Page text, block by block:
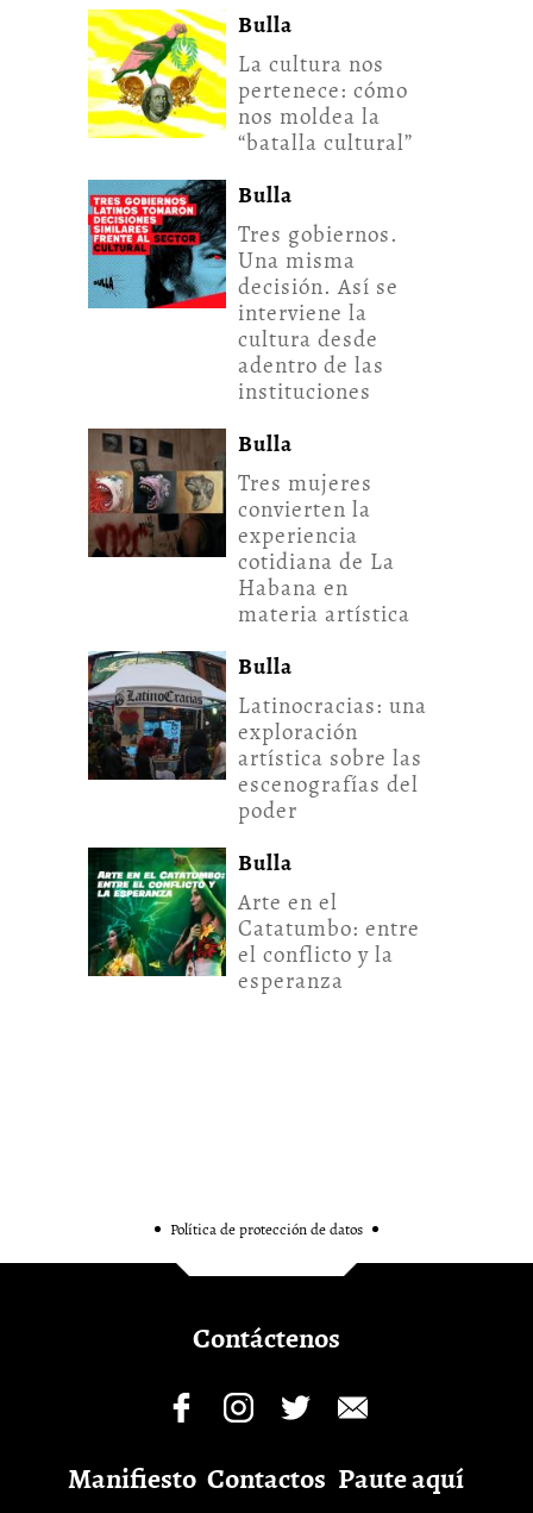
Bulla
La cultura nos
pertenece: cómo
nos moldea la
“batalla cultural”
Bulla
Tres gobiernos.
Una misma
decisión. Así se
interviene la
cultura desde
adentro de las
instituciones
Bulla
Tres mujeres
convierten la
experiencia
cotidiana de La
Habana en
materia artística
Bulla
Latinocracias: una
exploración
artística sobre las
escenografías del
poder
Bulla
Arte en el
Catatumbo: entre
el conflicto y la
esperanza
Política de protección de datos
Contáctenos
Manifiesto Contactos Paute aquí